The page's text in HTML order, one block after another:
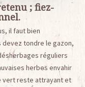
; fiez-
il faut bien
devez tondre le gazon,
réguliers
herbes envahir
vert reste attrayant et